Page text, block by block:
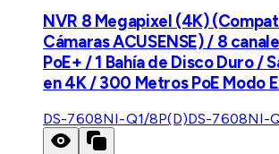
NVR 8 Megapixel (4K)
Cámaras ACUSENSE) / 8
PoE+ / 1 Bahía de Disco Duro /
en 4K / 300 Metros PoE Modo
DS-7608NI-Q1/8P(D)DS-7608NI-